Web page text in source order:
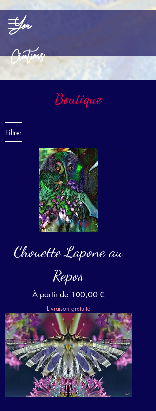
Yoa
Creations
Boutique
Filtrer
Chouette Lapone au
Repos
À partir de 100,00 €
Prix promotionnel
Livraison gratuite